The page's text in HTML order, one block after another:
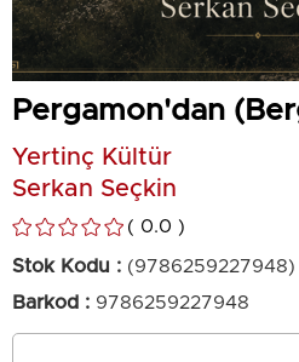
Pergamon'dan
Yertinç Kültür
Serkan Seçkin
0.0
Stok Kodu
(9786259227948)
Barkod : 9786259227948